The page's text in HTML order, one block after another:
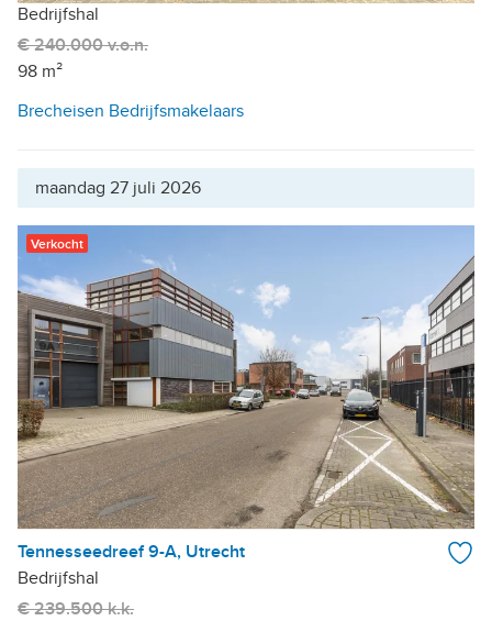
Bedrijfshal
€ 240.000 v.o.n.
98 m²
Brecheisen Bedrijfsmakelaars
maandag 27 juli 2026
Verkocht
Tennesseedreef 9-A, Utrecht
Bedrijfshal
€ 239.500 k.k.